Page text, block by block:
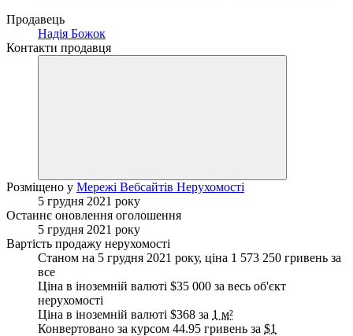
Продавець
Надія Божок
Контакти продавця
Розміщено у Мережі Вебсайтів Нерухомості
5 грудня 2021 року
Останнє оновлення оголошення
5 грудня 2021 року
Вартість продажу нерухомості
Станом на 5 грудня 2021 року, ціна 1 573 250 гривень за
все
Ціна в іноземній валюті $35 000 за весь об'єкт
нерухомості
Ціна в іноземній валюті $368 за 1 м²
Конвертовано за курсом 44.95 гривень за $1